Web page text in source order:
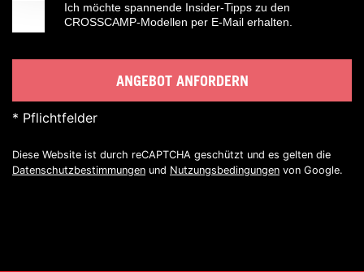
Ich möchte spannende Insider-Tipps zu den
CROSSCAMP-Modellen per E-Mail erhalten.
ANGEBOT ANFORDERN
* Pflichtfelder
Diese Website ist durch reCAPTCHA geschützt und es gelten die
Datenschutzbestimmungen und Nutzungsbedingungen von Google.